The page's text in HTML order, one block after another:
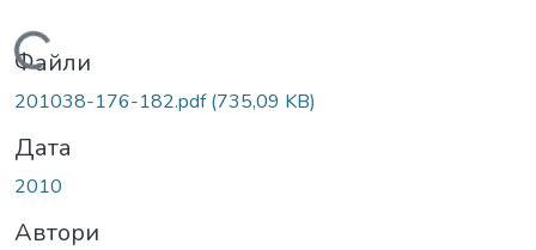
Вантажиться...
Файли
201038-176-182.pdf(735,09 KB)
Дата
2010
Автори